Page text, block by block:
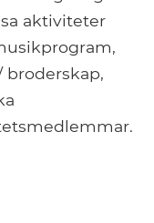
aktiviteter